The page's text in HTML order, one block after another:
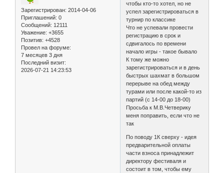
Зарегистрирован: 2014-04-06
Приглашений: 0
Сообщений: 12111
Уважение: +3655
Позитив: +4528
Провел на форуме:
7 месяцев 3 дня
Последний визит:
2026-07-21 14:23:53
чтобы кто-то хотел, но не
успел зарегистрироваться в
турнир по классике
Что не успевали провести
регистрацию в срок и
сдвигалось по времени
начало игры - такое бывало
К тому же можно
зарегистрироваться и в день
быстрых шахмат в большом
перерыве на обед между
турами или после какой-то из
партий (с 14-00 до 18-00)
Просьба к М.В.Четверику
меня поправить, если что не
так
По поводу 1К сверху - идея
предварительной оплаты
части взноса принадлежит
директору фестиваля и
состоит в том, чтобы ему